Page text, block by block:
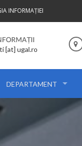
INFORMAȚIEI
[at] ugal.ro
DEPARTAMENT